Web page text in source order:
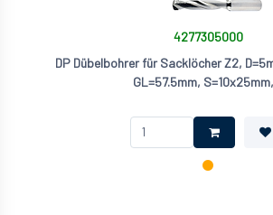
4277305000
DP Dübelbohrer für Sacklöcher Z2,
GL=57.5mm,